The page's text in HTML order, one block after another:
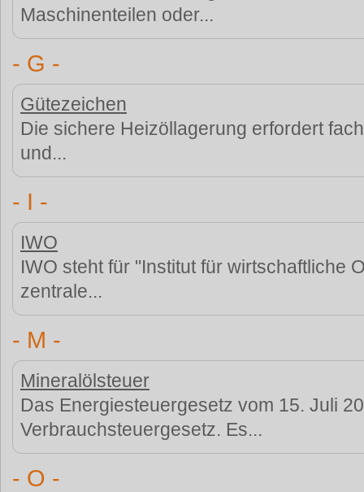
Maschinenteilen oder...
- G -
Gütezeichen
Die sichere Heizöllagerung erfordert
und...
- I -
IWO
IWO steht für "Institut für wirtschaftliche
zentrale...
- M -
Mineralölsteuer
Das Energiesteuergesetz vom 15. Juli
Verbrauchsteuergesetz. Es...
- O -